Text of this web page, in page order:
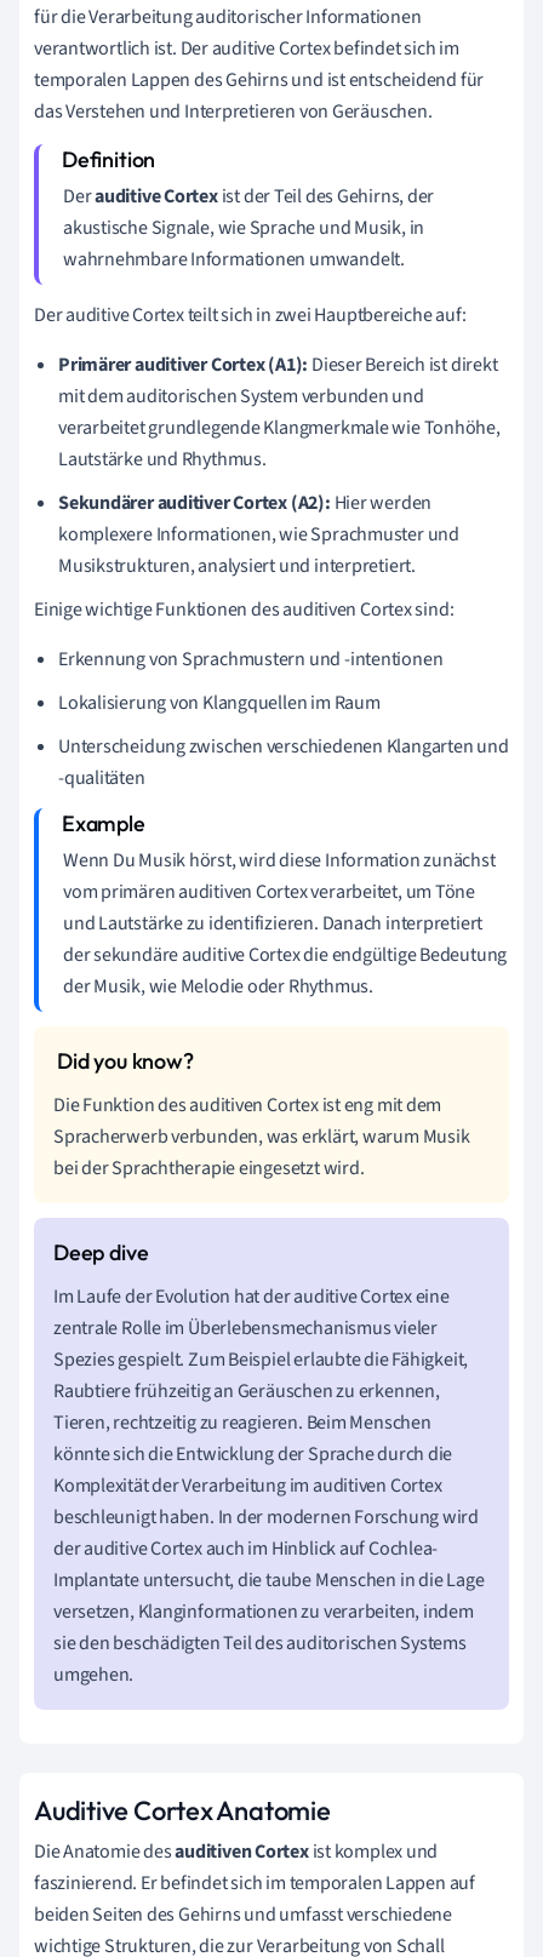
für die Verarbeitung auditorischer Informationen
verantwortlich ist. Der auditive Cortex befindet sich im
temporalen Lappen des Gehirns und ist entscheidend für
das Verstehen und Interpretieren von Geräuschen.
Derauditive Cortexist der Teil des Gehirns, der
akustische Signale, wie Sprache und Musik, in
wahrnehmbare Informationen umwandelt.
Der auditive Cortex teilt sich in zwei Hauptbereiche auf:
Primärer auditiver Cortex (A1): Dieser Bereich ist direkt
mit dem auditorischen System verbunden und
verarbeitet grundlegende Klangmerkmale wie Tonhöhe,
Lautstärke und Rhythmus.
Sekundärer auditiver Cortex (A2): Hier werden
komplexere Informationen, wie Sprachmuster und
Musikstrukturen, analysiert und interpretiert.
Einige wichtige Funktionen des auditiven Cortex sind:
Erkennung von Sprachmustern und -intentionen
Lokalisierung von Klangquellen im Raum
Unterscheidung zwischen verschiedenen Klangarten und
-qualitäten
Wenn Du Musik hörst, wird diese Information zunächst
vom primären auditiven Cortex verarbeitet, um Töne
und Lautstärke zu identifizieren. Danach interpretiert
der sekundäre auditive Cortex die endgültige Bedeutung
der Musik, wie Melodie oder Rhythmus.
Die Funktion des auditiven Cortex ist eng mit dem
Spracherwerb verbunden, was erklärt, warum Musik
bei der Sprachtherapie eingesetzt wird.
Im Laufe der Evolution hat der auditive Cortex eine
zentrale Rolle im Überlebensmechanismus vieler
Spezies gespielt. Zum Beispiel erlaubte die Fähigkeit,
Raubtiere frühzeitig an Geräuschen zu erkennen,
Tieren, rechtzeitig zu reagieren. Beim Menschen
könnte sich die Entwicklung der Sprache durch die
Komplexität der Verarbeitung im auditiven Cortex
beschleunigt haben. In der modernen Forschung wird
der auditive Cortex auch im Hinblick auf Cochlea-
Implantate untersucht, die taube Menschen in die Lage
versetzen, Klanginformationen zu verarbeiten, indem
sie den beschädigten Teil des auditorischen Systems
umgehen.
Auditive Cortex Anatomie
Die Anatomie desauditiven Cortexist komplex und
faszinierend. Er befindet sich im temporalen Lappen auf
beiden Seiten des Gehirns und umfasst verschiedene
wichtige Strukturen, die zur Verarbeitung von Schall